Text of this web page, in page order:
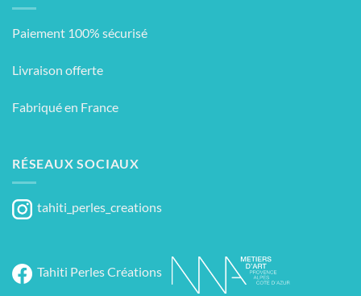
Paiement 100% sécurisé
Livraison offerte
Fabriqué en France
RÉSEAUX SOCIAUX
tahiti_perles_creations
Tahiti Perles Créations